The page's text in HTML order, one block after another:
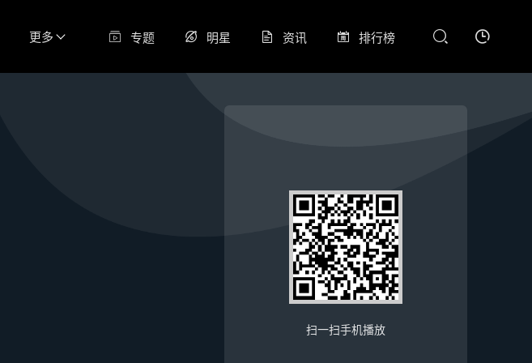
更多 专题 明星 资讯 排行榜
扫一扫手机播放